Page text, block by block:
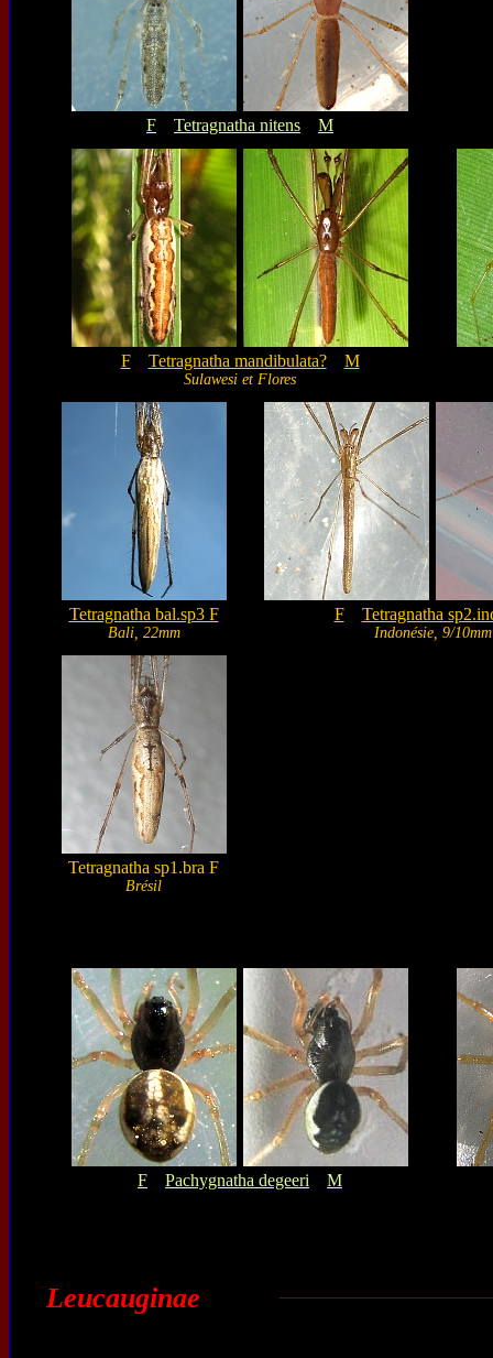
F Tetragnatha nitens M
F Tetragnatha mandibulata? M
Sulawesi et Flores
Tetragnatha bal.sp3 F
Bali, 22mm
F Tetragnatha
Indonésie, 9/10mm
Tetragnatha sp1.bra F
Brésil
F Pachygnatha degeeri M
Leucauginae